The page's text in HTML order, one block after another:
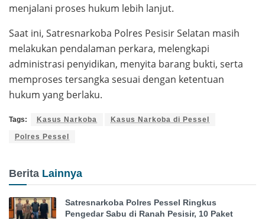
menjalani proses hukum lebih lanjut.
Saat ini, Satresnarkoba Polres Pesisir Selatan masih
melakukan pendalaman perkara, melengkapi
administrasi penyidikan, menyita barang bukti, serta
memproses tersangka sesuai dengan ketentuan
hukum yang berlaku.
Tags: Kasus Narkoba Kasus Narkoba di Pessel
Polres Pessel
Berita Lainnya
Satresnarkoba Polres Pessel Ringkus
Pengedar Sabu di Ranah Pesisir, 10 Paket